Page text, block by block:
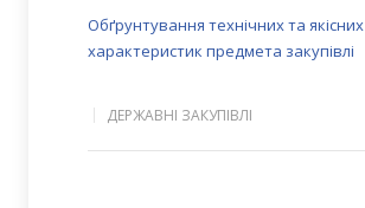
Обґрунтування технічних та якісних
характеристик предмета закупівлі
ДЕРЖАВНІ ЗАКУПІВЛІ